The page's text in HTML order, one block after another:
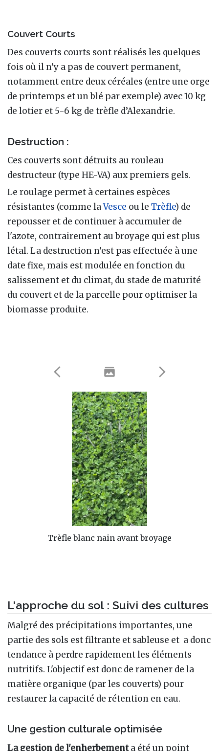
Couvert Courts
Des couverts courts sont réalisés les quelques
fois où il n’y a pas de couvert permanent,
notamment entre deux céréales (entre une orge
de printemps et un blé par exemple) avec 10 kg
de lotier et 5-6 kg de trèfle d’Alexandrie.
Destruction :
Ces couverts sont détruits au rouleau
destructeur (type HE-VA) aux premiers gels.
Le roulage permet à certaines espèces
résistantes (comme laVesce ou le Trèfle) de
repousser et de continuer à accumuler de
l'azote, contrairement au broyage qui est plus
létal. La destruction n'est pas effectuée à une
date fixe, mais est modulée en fonction du
salissement et du climat, du stade de maturité
du couvert et de la parcelle pour optimiser la
biomasse produite.
Trèfle blanc nain avant broyage
L'approche du sol : Suivi des cultures
Malgré des précipitations importantes, une
partie des sols est filtrante et sableuse et a donc
tendance à perdre rapidement les éléments
nutritifs. L'objectif est donc de ramener de la
matière organique (par les couverts) pour
restaurer la capacité de rétention en eau.
Une gestion culturale optimisée
La gestion de l'enherbementa été un point